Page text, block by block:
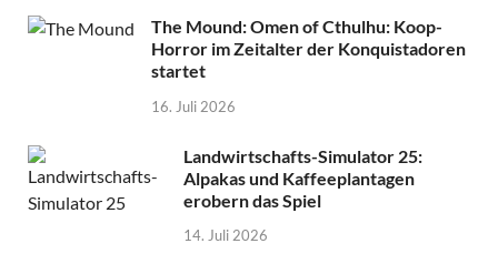
The Mound: Omen of Cthulhu: Koop-
Horror im Zeitalter der Konquistadoren
startet
16. Juli 2026
Landwirtschafts-Simulator 25:
Alpakas und Kaffeeplantagen
erobern das Spiel
14. Juli 2026